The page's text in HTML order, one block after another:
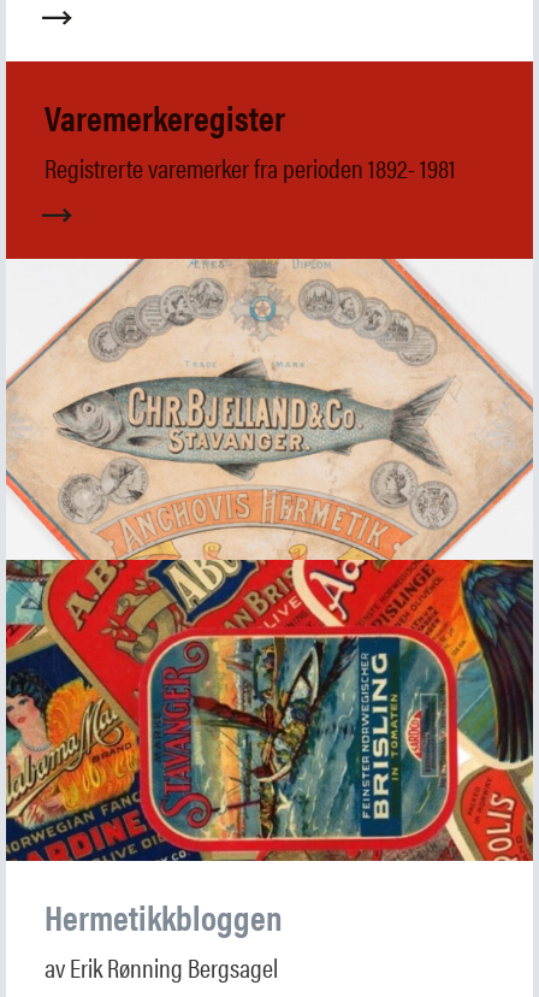
IDDIS Café & Brasserie
Om museet
SØK
Varemerkeregister
Registrerte varemerker fra perioden 1892- 1981
Hermetikkbloggen
av Erik Rønning Bergsagel